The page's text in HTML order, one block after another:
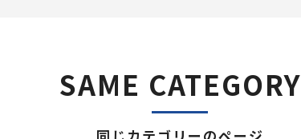
SAME CATEGORY